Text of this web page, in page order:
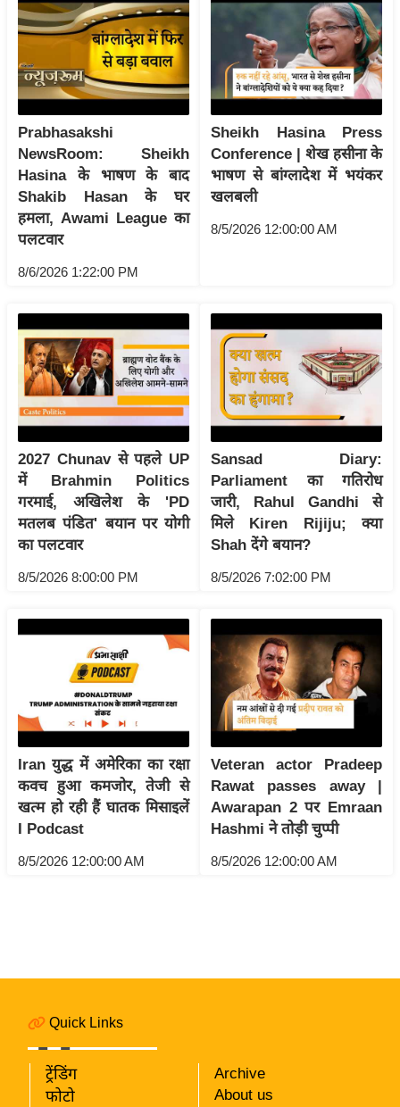
म
हि
/
ध
र्म
स्थ
ल
व्र
त
त्यो
हा
शि
फ
ल
वि
शे
ष
वि
श्ले
ष
ट्रें
ग
c
k
L
n
स
चु
ना
Prabhasakshi
NewsRoom: Sheikh
Hasina के भाषण के बाद
Shakib Hasan के घर
हमला, Awami League का
पलटवार
8/6/2026 1:22:00 PM
Sheikh Hasina Press
Conference | शेख हसीना के
भाषण से बांग्लादेश में भयंकर
खलबली
8/5/2026 12:00:00 AM
2027 Chunav से पहले UP
में Brahmin Politics
गरमाई, अखिलेश के 'PD
मतलब पंडित' बयान पर योगी
का पलटवार
8/5/2026 8:00:00 PM
Sansad Diary:
Parliament का गतिरोध
जारी, Rahul Gandhi से
मिले Kiren Rijiju; क्या
Shah देंगे बयान?
8/5/2026 7:02:00 PM
Iran युद्ध में अमेरिका का रक्षा
कवच हुआ कमजोर, तेजी से
खत्म हो रही हैं घातक मिसाइलें
I Podcast
8/5/2026 12:00:00 AM
Veteran actor Pradeep
Rawat passes away |
Awarapan 2 पर Emraan
Hashmi ने तोड़ी चुप्पी
8/5/2026 12:00:00 AM
Quick Links
ट्रेंडिंग
फोटो
Archive
About us